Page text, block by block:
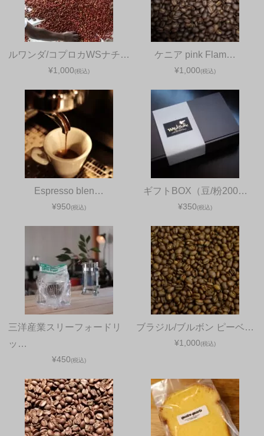
ルワンダ/コプロカWSナチ…
¥1,000(税込)
ケニア pink Flam…
¥1,000(税込)
Espresso blen…
¥950(税込)
ギフトBOX（豆/粉200…
¥350(税込)
三洋産業スリーフォードリ
ッ…
¥450(税込)
ブラジル/ブルボン ピーベ…
¥1,000(税込)